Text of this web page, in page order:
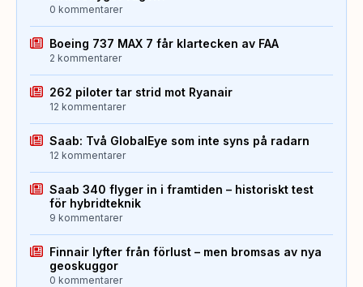
0 kommentarer
Boeing 737 MAX 7 får klartecken av FAA
2 kommentarer
262 piloter tar strid mot Ryanair
12 kommentarer
Saab: Två GlobalEye som inte syns på radarn
12 kommentarer
Saab 340 flyger in i framtiden – historiskt test
för hybridteknik
9 kommentarer
Finnair lyfter från förlust – men bromsas av nya
geoskuggor
0 kommentarer